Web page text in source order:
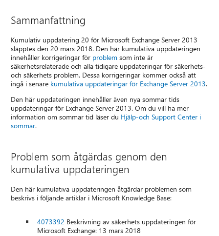
Sammanfattning
Kumulativ uppdatering 20 för Microsoft Exchange Server 2013
släpptes den 20 mars 2018. Den här kumulativa uppdateringen
innehåller korrigeringar för problem som inte är
säkerhetsrelaterade och alla tidigare uppdateringar för säkerhets-
och säkerhets problem. Dessa korrigeringar kommer också att
ingå i senare kumulativa uppdateringar för Exchange Server 2013.
Den här uppdateringen innehåller även nya sommar tids
uppdateringar för Exchange Server 2013. Om du vill ha mer
information om sommar tid läser du Hjälp-och Support Center i
sommar.
Problem som åtgärdas genom den
kumulativa uppdateringen
Den här kumulativa uppdateringen åtgärdar problemen som
beskrivs i följande artiklar i Microsoft Knowledge Base:
4073392 Beskrivning av säkerhets uppdateringen för
Microsoft Exchange: 13 mars 2018